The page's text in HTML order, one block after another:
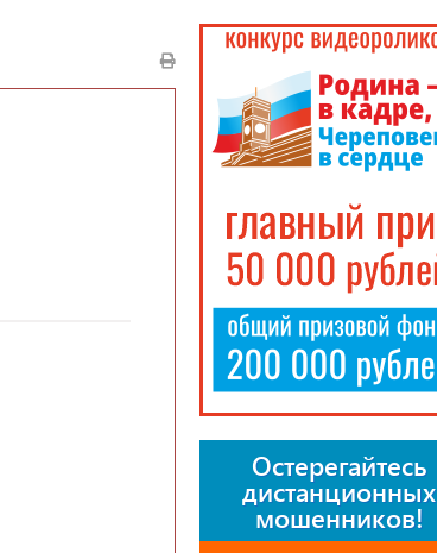
Остерегайтесь
дистанционных
мошенников!